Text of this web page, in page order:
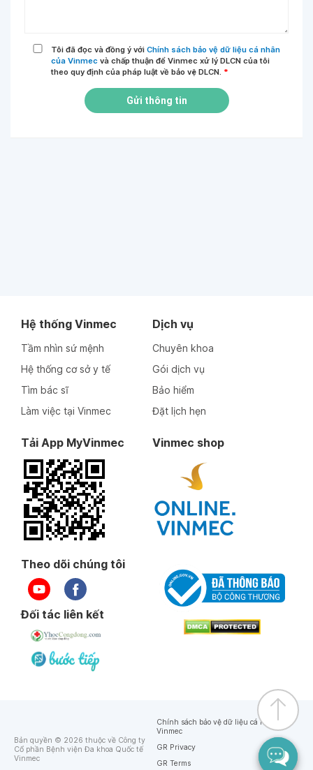
Tôi đã đọc và đồng ý với Chính sách bảo vệ dữ liệu cá nhân
của Vinmec và chấp thuận để Vinmec xử lý DLCN của tôi
theo quy định của pháp luật về bảo vệ DLCN. *
Gửi thông tin
Hệ thống Vinmec
Tầm nhìn sứ mệnh
Hệ thống cơ sở y tế
Tìm bác sĩ
Làm việc tại Vinmec
Dịch vụ
Chuyên khoa
Gói dịch vụ
Bảo hiểm
Đặt lịch hẹn
Tải App MyVinmec Vinmec shop
Theo dõi chúng tôi
Đối tác liên kết
Bản quyền © 2026 thuộc về Công ty
Cổ phần Bệnh viện Đa khoa Quốc tế
Vinmec
Chính sách bảo vệ dữ liệu cá nhân của
Vinmec
GR Privacy
GR Terms